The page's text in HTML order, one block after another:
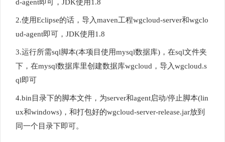
d-agent即可，JDK使用1.8
2.使用Eclipse的话，导入maven工程wgcloud-server和wgclo
ud-agent即可，JDK使用1.8
3.运行所需sql脚本(本项目使用mysql数据库)，在sql文件夹
下，在mysql数据库里创建数据库wgcloud，导入wgcloud.s
ql即可
4.bin目录下的脚本文件，为server和agent启动/停止脚本(lin
ux和windows)，和打包好的wgcloud-server-release.jar放到
同一个目录下即可。